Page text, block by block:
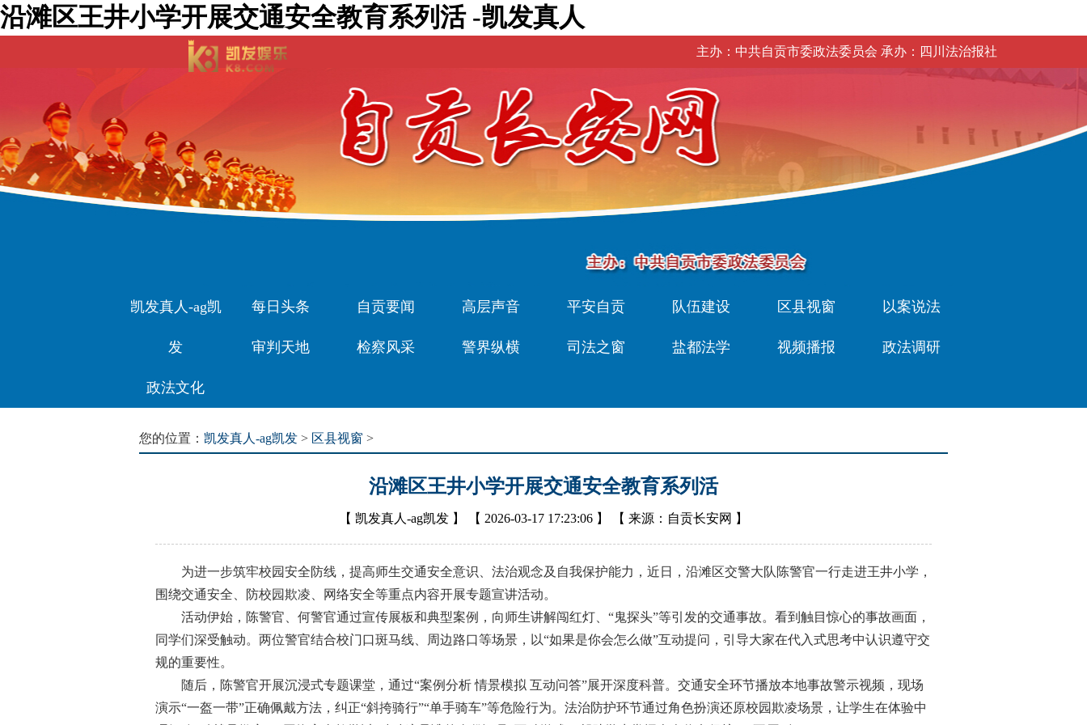
沿滩区王井小学开展交通安全教育系列活 -凯发真人
主办：中共自贡市委政法委员会 承办：四川法治报社
凯发真人-ag凯
发
每日头条 自贡要闻 高层声音 平安自贡 队伍建设 区县视窗 以案说法
审判天地 检察风采 警界纵横 司法之窗 盐都法学 视频播报 政法调研
政法文化
您的位置： 凯发真人-ag凯发 > 区县视窗 >
沿滩区王井小学开展交通安全教育系列活
【 凯发真人-ag凯发 】 【 2026-03-17 17:23:06 】 【 来源：自贡长安网 】
为进一步筑牢校园安全防线，提高师生交通安全意识、法治观念及自我保护能力，近日，沿滩区交警大队陈警官一行走进王井小学，
围绕交通安全、防校园欺凌、网络安全等重点内容开展专题宣讲活动。
活动伊始，陈警官、何警官通过宣传展板和典型案例，向师生讲解闯红灯、“鬼探头”等引发的交通事故。看到触目惊心的事故画面，
同学们深受触动。两位警官结合校门口斑马线、周边路口等场景，以“如果是你会怎么做”互动提问，引导大家在代入式思考中认识遵守交
规的重要性。
随后，陈警官开展沉浸式专题课堂，通过“案例分析 情景模拟 互动问答”展开深度科普。交通安全环节播放本地事故警示视频，现场
演示“一盔一带”正确佩戴方法，纠正“斜挎骑行”“单手骑车”等危险行为。法治防护环节通过角色扮演还原校园欺凌场景，让学生在体验中